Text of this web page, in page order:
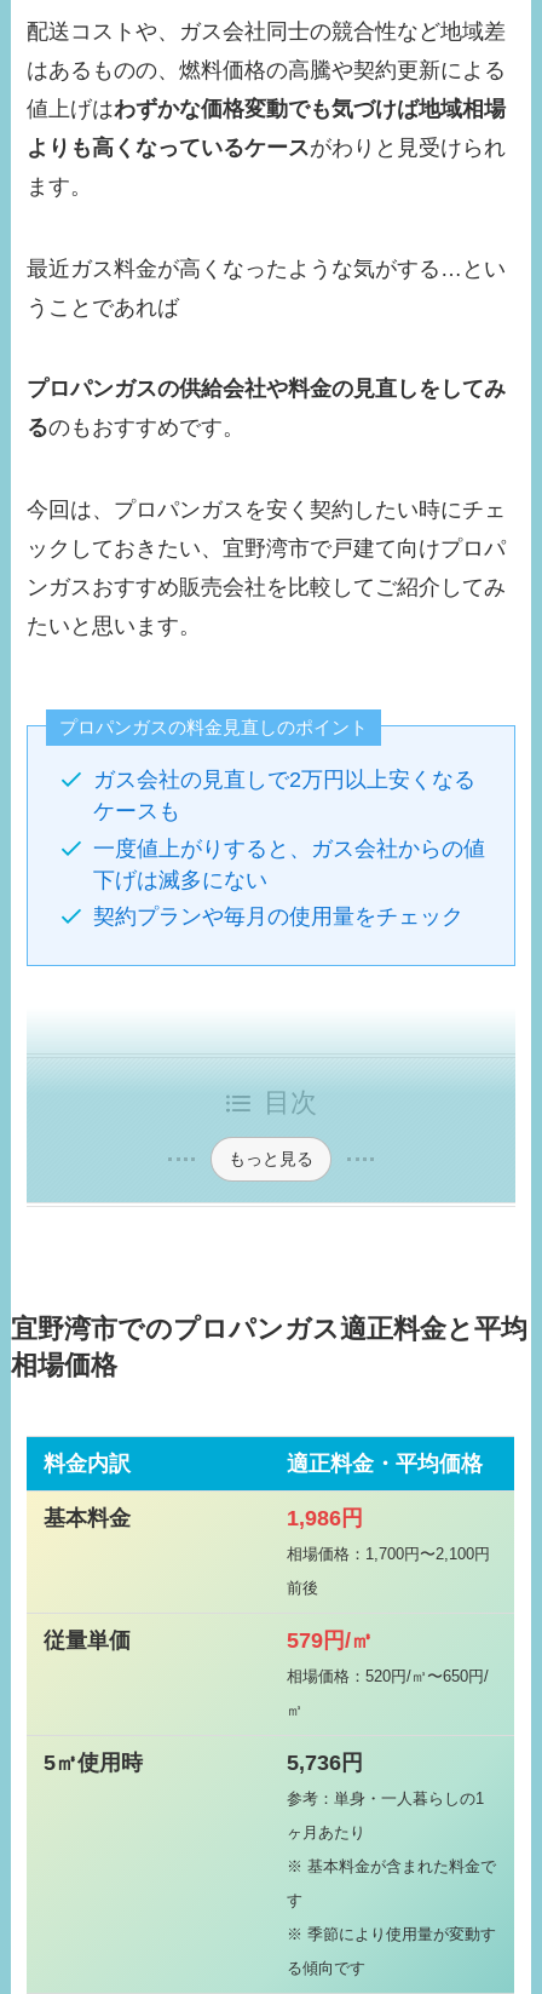
配送コストや、ガス会社同士の競合性など地域差
はあるものの、燃料価格の高騰や契約更新による
値上げはわずかな価格変動でも気づけば地域相場
よりも高くなっているケースがわりと見受けられ
ます。
最近ガス料金が高くなったような気がする…とい
うことであれば
プロパンガスの供給会社や料金の見直しをしてみ
るのもおすすめです。
今回は、プロパンガスを安く契約したい時にチェ
ックしておきたい、宜野湾市で戸建て向けプロパ
ンガスおすすめ販売会社を比較してご紹介してみ
たいと思います。
プロパンガスの料金見直しのポイント
ガス会社の見直しで2万円以上安くなる
ケースも
一度値上がりすると、ガス会社からの値
下げは滅多にない
契約プランや毎月の使用量をチェック
目次
もっと見る
宜野湾市でのプロパンガス適正料金と平均
相場価格
料金内訳 適正料金・平均価格
基本料金 1,986円
相場価格：1,700円〜2,100円
前後
従量単価 579円/㎥
相場価格：520円/㎥〜650円/
㎥
5㎥使用時 5,736円
参考：単身・一人暮らしの1
ヶ月あたり
※ 基本料金が含まれた料金で
す
※ 季節により使用量が変動す
る傾向です